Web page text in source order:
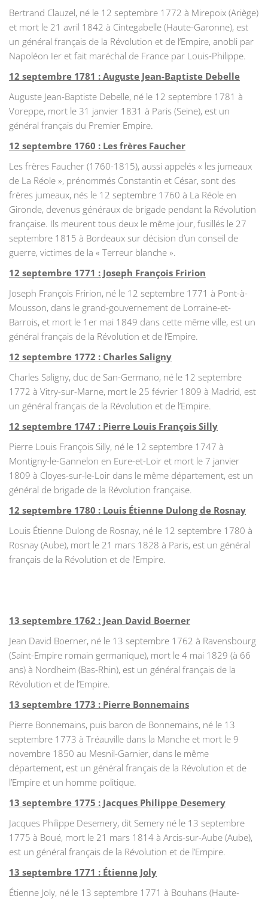
Bertrand Clauzel, né le 12 septembre 1772 à Mirepoix (Ariège)
et mort le 21 avril 1842 à Cintegabelle (Haute-Garonne), est
un général français de la Révolution et de l’Empire, anobli par
Napoléon Ier et fait maréchal de France par Louis-Philippe.
12 septembre 1781 : Auguste Jean-Baptiste Debelle
Auguste Jean-Baptiste Debelle, né le 12 septembre 1781 à
Voreppe, mort le 31 janvier 1831 à Paris (Seine), est un
général français du Premier Empire.
12 septembre 1760 : Les frères Faucher
Les frères Faucher (1760-1815), aussi appelés « les jumeaux
de La Réole », prénommés Constantin et César, sont des
frères jumeaux, nés le 12 septembre 1760 à La Réole en
Gironde, devenus généraux de brigade pendant la Révolution
française. Ils meurent tous deux le même jour, fusillés le 27
septembre 1815 à Bordeaux sur décision d’un conseil de
guerre, victimes de la « Terreur blanche ».
12 septembre 1771 : Joseph François Fririon
Joseph François Fririon, né le 12 septembre 1771 à Pont-à-
Mousson, dans le grand-gouvernement de Lorraine-et-
Barrois, et mort le 1er mai 1849 dans cette même ville, est un
général français de la Révolution et de l’Empire.
12 septembre 1772 : Charles Saligny
Charles Saligny, duc de San-Germano, né le 12 septembre
1772 à Vitry-sur-Marne, mort le 25 février 1809 à Madrid, est
un général français de la Révolution et de l’Empire.
12 septembre 1747 : Pierre Louis François Silly
Pierre Louis François Silly, né le 12 septembre 1747 à
Montigny-le-Gannelon en Eure-et-Loir et mort le 7 janvier
1809 à Cloyes-sur-le-Loir dans le même département, est un
général de brigade de la Révolution française.
12 septembre 1780 : Louis Étienne Dulong de Rosnay
Louis Étienne Dulong de Rosnay, né le 12 septembre 1780 à
Rosnay (Aube), mort le 21 mars 1828 à Paris, est un général
français de la Révolution et de l’Empire.
13 septembre 1762 : Jean David Boerner
Jean David Boerner, né le 13 septembre 1762 à Ravensbourg
(Saint-Empire romain germanique), mort le 4 mai 1829 (à 66
ans) à Nordheim (Bas-Rhin), est un général français de la
Révolution et de l’Empire.
13 septembre 1773 : Pierre Bonnemains
Pierre Bonnemains, puis baron de Bonnemains, né le 13
septembre 1773 à Tréauville dans la Manche et mort le 9
novembre 1850 au Mesnil-Garnier, dans le même
département, est un général français de la Révolution et de
l’Empire et un homme politique.
13 septembre 1775 : Jacques Philippe Desemery
Jacques Philippe Desemery, dit Semery né le 13 septembre
1775 à Boué, mort le 21 mars 1814 à Arcis-sur-Aube (Aube),
est un général français de la Révolution et de l’Empire.
13 septembre 1771 : Étienne Joly
Étienne Joly, né le 13 septembre 1771 à Bouhans (Haute-